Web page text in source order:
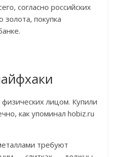
согласно российских
золота, покупка
лицом. Купили
как упоминал hobiz.ru
требуют